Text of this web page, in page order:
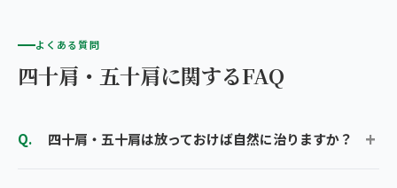
よくある質問
四十肩・五十肩に関するFAQ
四十肩・五十肩は放っておけば自然に治りますか？